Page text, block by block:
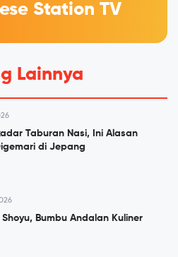
Station TV
Lainnya
Taburan Nasi, Ini Alasan
di Jepang
Shoyu, Bumbu Andalan Kuliner